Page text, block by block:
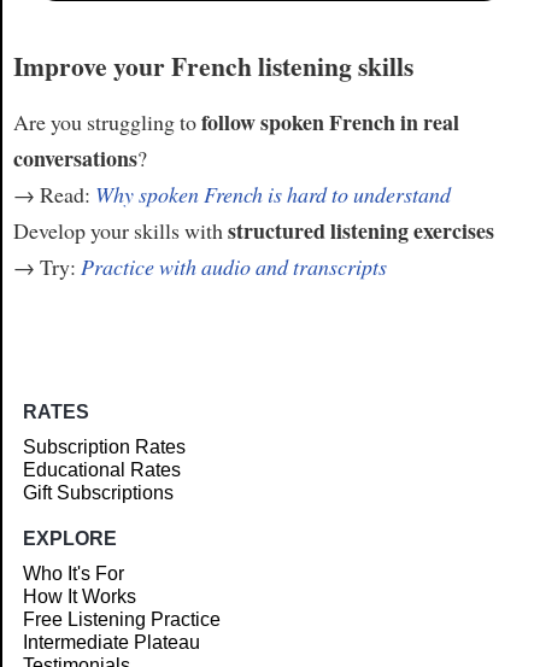
Improve your French listening skills
Are you struggling tofollow spoken French in real
conversations?
→ Read: Why spoken French is hard to understand
Develop your skills with structured listening exercises
→ Try: Practice with audio and transcripts
RATES
Subscription Rates
Educational Rates
Gift Subscriptions
EXPLORE
Who It's For
How It Works
Free Listening Practice
Intermediate Plateau